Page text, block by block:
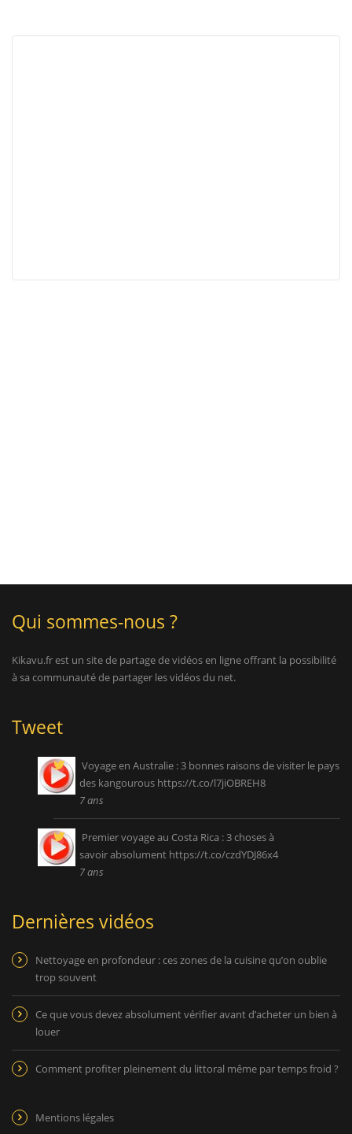
Qui sommes-nous ?
Kikavu.fr est un site de partage de vidéos en ligne offrant la possibilité
à sa communauté de partager les vidéos du net.
Tweet
Voyage en Australie : 3 bonnes raisons de visiter le pays
des kangourous https://t.co/l7jiOBREH8
7 ans
Premier voyage au Costa Rica : 3 choses à
savoir absolument https://t.co/czdYDJ86x4
7 ans
Dernières vidéos
Nettoyage en profondeur : ces zones de la cuisine qu’on oublie
trop souvent
Ce que vous devez absolument vérifier avant d’acheter un bien à
louer
Comment profiter pleinement du littoral même par temps froid ?
Mentions légales